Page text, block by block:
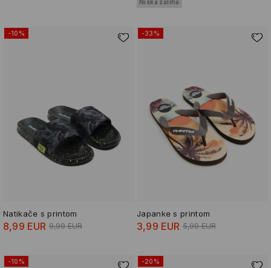
Niska zaliha
-10%
Natikače s printom
8,99 EUR 9,99 EUR
-33%
Japanke s printom
3,99 EUR 5,99 EUR
-10% -20%